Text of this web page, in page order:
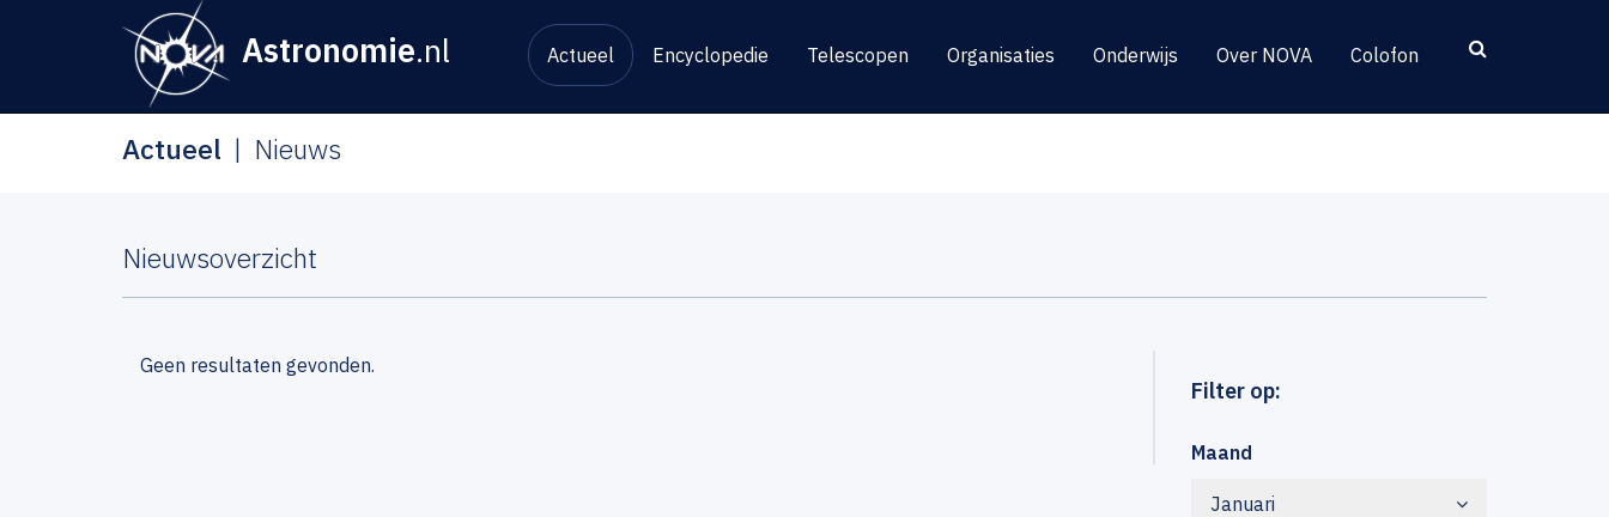
Astronomie.nl Actueel Encyclopedie Telescopen Organisaties Onderwijs Over NOVA Colofon
Actueel Nieuws
Nieuwsoverzicht
Filter op:
Maand
Januari
Geen resultaten gevonden.